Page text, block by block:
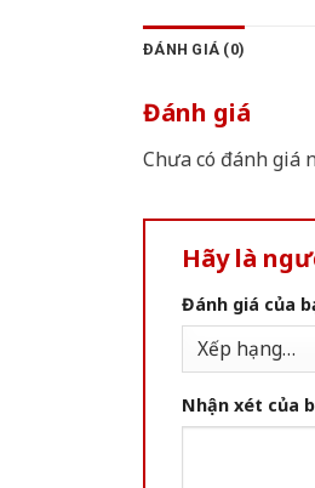
ĐÁNH GIÁ (0)
Đánh giá
Chưa có đánh giá
Hãy là
Đánh giá của
Nhận xét của